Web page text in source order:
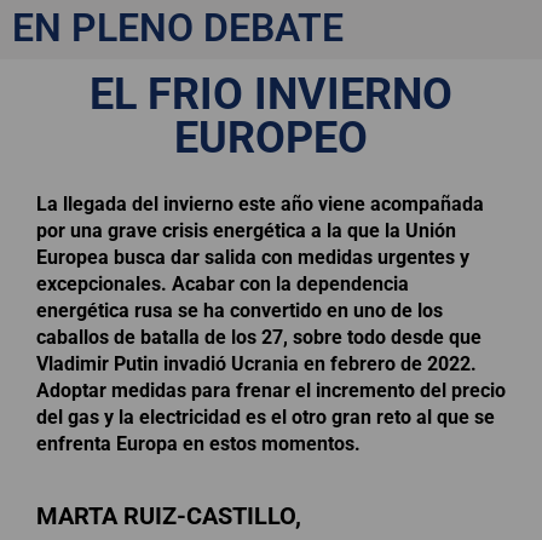
EN PLENO DEBATE
EL FRIO INVIERNO
EUROPEO
La llegada del invierno este año viene acompañada
por una grave crisis energética a la que la Unión
Europea busca dar salida con medidas urgentes y
excepcionales. Acabar con la dependencia
energética rusa se ha convertido en uno de los
caballos de batalla de los 27, sobre todo desde que
Vladimir Putin invadió Ucrania en febrero de 2022.
Adoptar medidas para frenar el incremento del precio
del gas y la electricidad es el otro gran reto al que se
enfrenta Europa en estos momentos.
MARTA RUIZ-CASTILLO,